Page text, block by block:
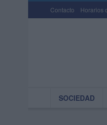
Contacto Horarios
SOCIEDAD